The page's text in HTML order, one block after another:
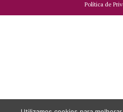
Política de